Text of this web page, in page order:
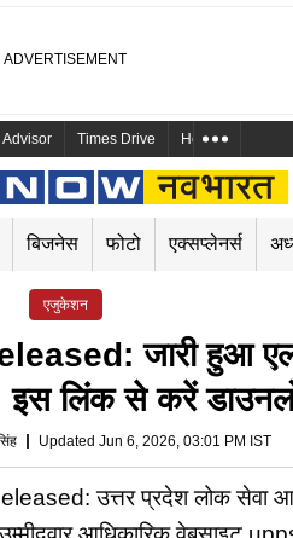
Advisor Times Drive Health and Me
बिजनेस फोटो एक्सप्लेनर्स
एजुकेशन
जारी हुआ
इस लिंक से करें
Updated Jun 6, 2026, 03:01 PM IST
उत्तर प्रदेश लोक सेवा